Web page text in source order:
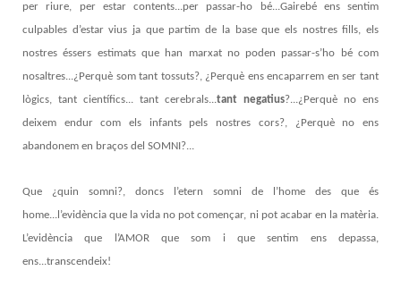
per riure, per estar contents...per passar-ho bé...Gairebé ens sentim
culpables d’estar vius ja que partim de la base que els nostres fills, els
nostres éssers estimats que han marxat no poden passar-s’ho bé com
nosaltres...¿Perquè som tant tossuts?, ¿Perquè ens encaparrem en ser tant
lògics, tant científics... tant cerebrals...tant negatius?...¿Perquè no ens
deixem endur com els infants pels nostres cors?, ¿Perquè no ens
abandonem en braços del SOMNI?...
Que ¿quin somni?, doncs l’etern somni de l’home des que és
home...l’evidència que la vida no pot començar, ni pot acabar en la matèria.
L’evidència que l’AMOR que som i que sentim ens depassa,
ens...transcendeix!